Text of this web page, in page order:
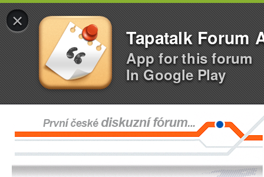
×
Tapatalk Forum
App for this forum
In Google Play